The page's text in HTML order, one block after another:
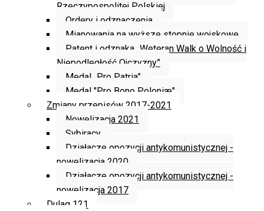
Rzeczypospolitej Polskiej
Ordery i odznaczenia
Mianowania na wyższe stopnie wojskowe
Patent i odznaka „Weteran Walk o Wolność i
Niepodległość Ojczyzny”
Medal „Pro Patria”
Medal "Pro Bono Poloniæ"
Zmiany przepisów 2017-2021
Nowelizacja 2021
Sybiracy
Działacze opozycji antykomunistycznej -
nowelizacja 2020
Działacze opozycji antykomunistycznej -
nowelizacja 2017
Dulag 121